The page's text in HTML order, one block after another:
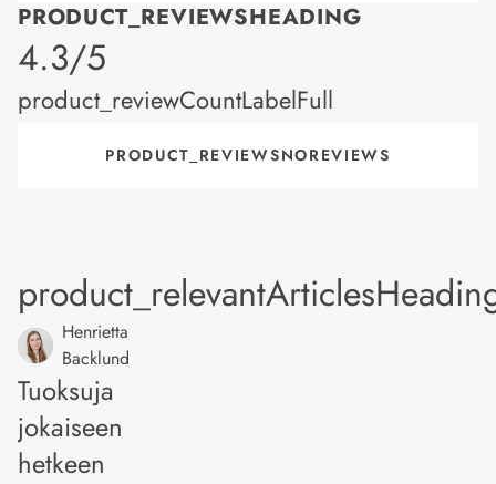
PRODUCT_REVIEWSHEADING
product_rating
4.3/5
product_reviewCountLabelFull
PRODUCT_REVIEWSNOREVIEWS
Henrietta
Backlund
Tuoksuja
jokaiseen
hetkeen